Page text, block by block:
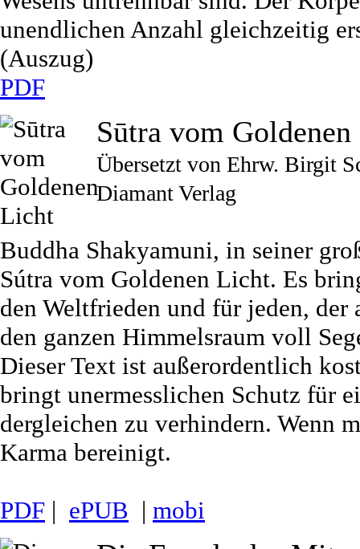
unendlichen Anzahl gleichzeitig
(Auszug)
PDF
Sūtra vom
Übersetzt von Ehrw. Birgit
Diamant Verlag
Buddha Shakyamuni, in seiner
Sútra vom Goldenen Licht. Es
den Weltfrieden und für jeden, der
den ganzen Himmelsraum voll
Dieser Text ist außerordentlich
bringt unermesslichen Schutz für
dergleichen zu verhindern. Wenn
Karma bereinigt.
PDF | ePUB | mobi